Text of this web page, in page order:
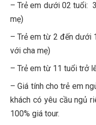
– Trẻ em dưới 02 tuổi:
mẹ)
– Trẻ em từ 2 đến dưới
với cha mẹ)
– Trẻ em từ 11 tuổi trở
– Giá tính cho trẻ em
khách có yêu cầu ngủ
100% giá tour.